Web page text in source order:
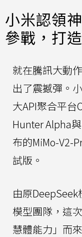
小米認領
參戰，打
就在騰訊大動
出了震撼彈。
大API聚合平台
Hunter Alpha
布的MiMo-V2-
試版。
由原
模型團隊，這
慧體能力」而來